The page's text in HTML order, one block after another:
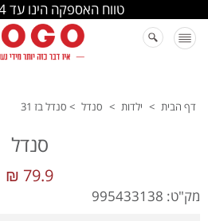
החלפה והחזרה מתבצעת
דף הבית > ילדות > סנדל > סנדל בז 31
סנדל
79.9 ₪
מק"ט: 995433138